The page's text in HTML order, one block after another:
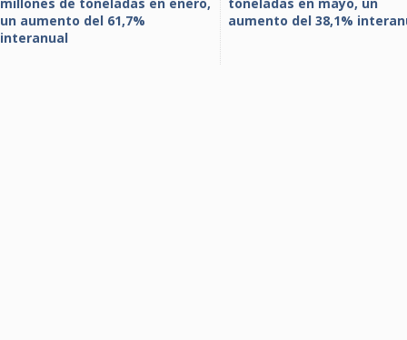
un aumento del 61,7%
interanual
aumento del 38,1%